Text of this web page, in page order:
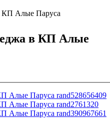
КП Алые Паруса
в КП Алые